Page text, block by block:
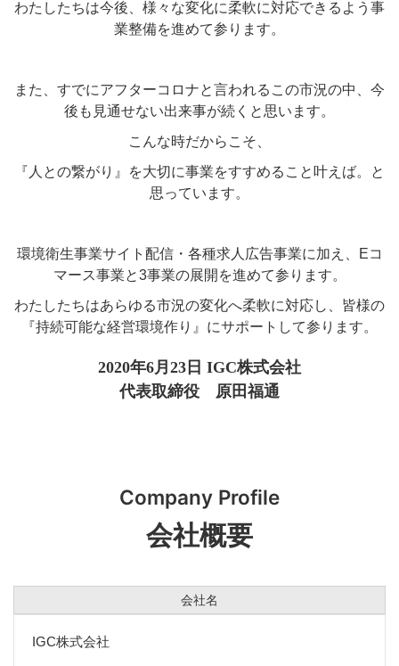
わたしたちは今後、様々な変化に柔軟に対応できるよう事
業整備を進めて参ります。
また、すでにアフターコロナと言われるこの市況の中、今
後も見通せない出来事が続くと思います。
こんな時だからこそ、
『人との繋がり』を大切に事業をすすめること叶えば。と
思っています。
環境衛生事業サイト配信・各種求人広告事業に加え、Eコ
マース事業と3事業の展開を進めて参ります。
わたしたちはあらゆる市況の変化へ柔軟に対応し、皆様の
『持続可能な経営環境作り』にサポートして参ります。
2020年6月23日 IGC株式会社
代表取締役 原田福通
Company Profile
会社概要
会社名
IGC株式会社